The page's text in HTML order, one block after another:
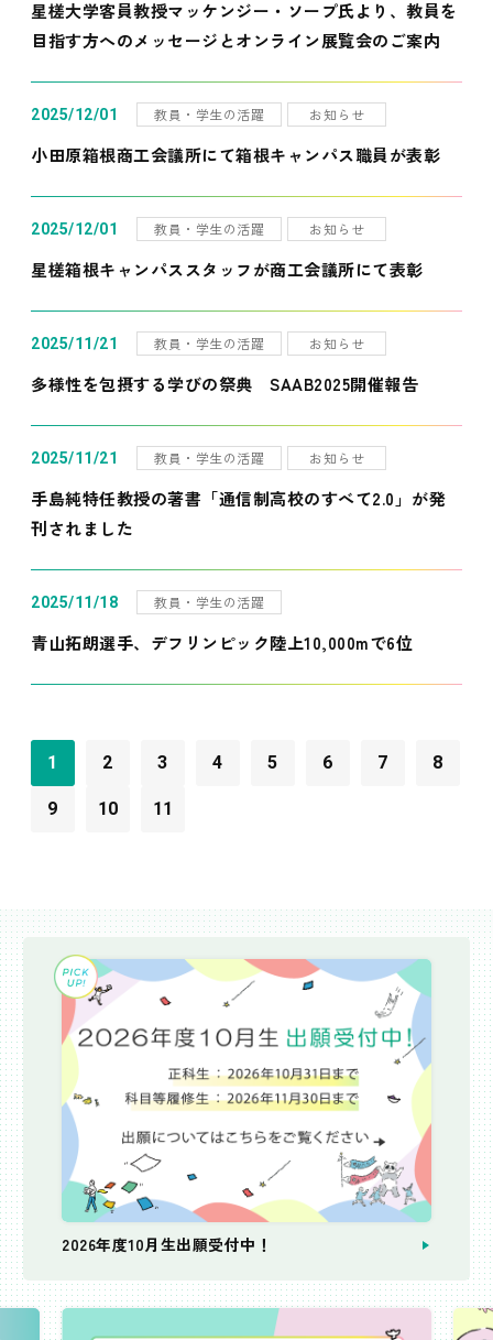
星槎大学客員教授マッケンジー・ソープ氏より、教員を
目指す方へのメッセージとオンライン展覧会のご案内
2025/12/01 教員・学生の活躍 お知らせ
小田原箱根商工会議所にて箱根キャンパス職員が表彰
2025/12/01 教員・学生の活躍 お知らせ
星槎箱根キャンパススタッフが商工会議所にて表彰
2025/11/21 教員・学生の活躍 お知らせ
多様性を包摂する学びの祭典 SAAB2025開催報告
2025/11/21 教員・学生の活躍 お知らせ
手島純特任教授の著書「通信制高校のすべて2.0」が発
刊されました
2025/11/18 教員・学生の活躍
青山拓朗選手、デフリンピック陸上10,000mで6位
1 2 3 4 5 6 7 8
9 10 11
2026年度10月生出願受付中！